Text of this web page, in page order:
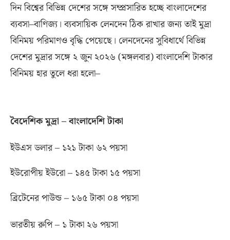
দিন বিশ্বের বিভিন্ন দেশের সঙ্গে সম্প্রসারিত হচ্ছে বাংলাদেশের
ব্যবসা–বাণিজ্য। ব্যবসায়িক লেনদেন ঠিক রাখার জন্য তাই মুদ্রা
বিনিময় পরিমাণও বৃদ্ধি পেয়েছে। লেনদেনের সুবিধার্থে বিভিন্ন
দেশের মুদ্রার সঙ্গে ২ জুন ২০২৬ (মঙ্গলবার)বাংলাদেশি টাকার
বিনিময় হার তুলে ধরা হলো–
বৈদেশিক মুদ্রা – বাংলাদেশি টাকা
ইউএস ডলার – ১২১ টাকা ৬২ পয়সা
ইউরোপীয় ইউরো – ১৪৫ টাকা ১৫ পয়সা
ব্রিটেনের পাউন্ড – ১৬৫ টাকা ০৪ পয়সা
ভারতীয় রুপি – ১ টাকা ২৬ পয়সা